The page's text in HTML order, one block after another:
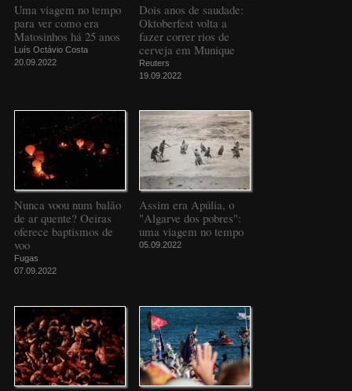
Uma viagem no tempo
para ver como era
Matosinhos há 25 anos
Luís Octávio Costa
20.09.2022
Dois anos de saudade:
Oktoberfest volta a
fazer correr rios de
cerveja em Munique
Reuters
19.09.2022
Nunca voou num balão
de ar quente? Oeiras
oferece baptismos de
voo
Fugas
07.09.2022
Assim era Apúlia, o
"Algarve dos pobres":
uma viagem no tempo
05.09.2022